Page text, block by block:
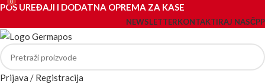
POS UREĐAJI I DODATNA OPREMA ZA KASE
NEWSLETTERKONTAKTIRAJ NASČPP
Prijava / Registracija
0
0